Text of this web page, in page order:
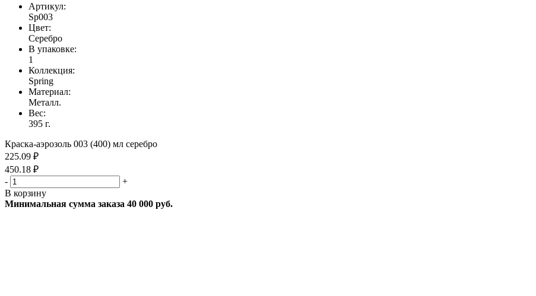
Артикул:
Sp003
Цвет:
Серебро
В упаковке:
1
Коллекция:
Spring
Материал:
Металл.
Вес:
395 г.
Краска-аэрозоль 003 (400) мл серебро
225.09 ₽
450.18 ₽
-
+
В корзину
Минимальная сумма заказа 40 000 руб.